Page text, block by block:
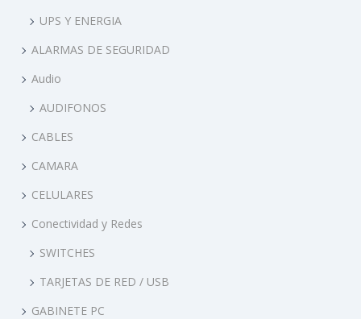
UPS Y ENERGIA
ALARMAS DE SEGURIDAD
Audio
AUDIFONOS
CABLES
CAMARA
CELULARES
Conectividad y Redes
SWITCHES
TARJETAS DE RED / USB
GABINETE PC